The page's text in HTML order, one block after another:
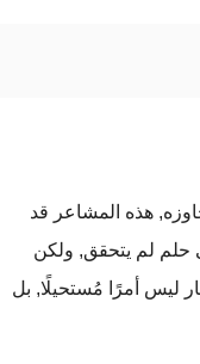
هذه المشاعر قد
حلم لم يتحقق, ولكن
ليس أمرًا مُستحيلًا, بل